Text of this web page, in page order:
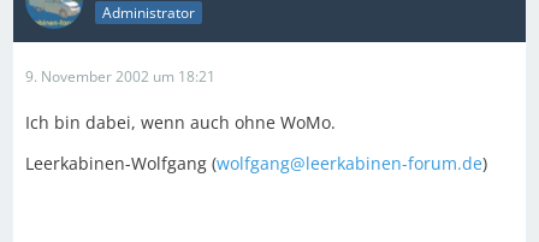
Administrator
9. November 2002 um 18:21
Ich bin dabei, wenn auch ohne WoMo.
Leerkabinen-Wolfgang (wolfgang@leerkabinen-forum.de)